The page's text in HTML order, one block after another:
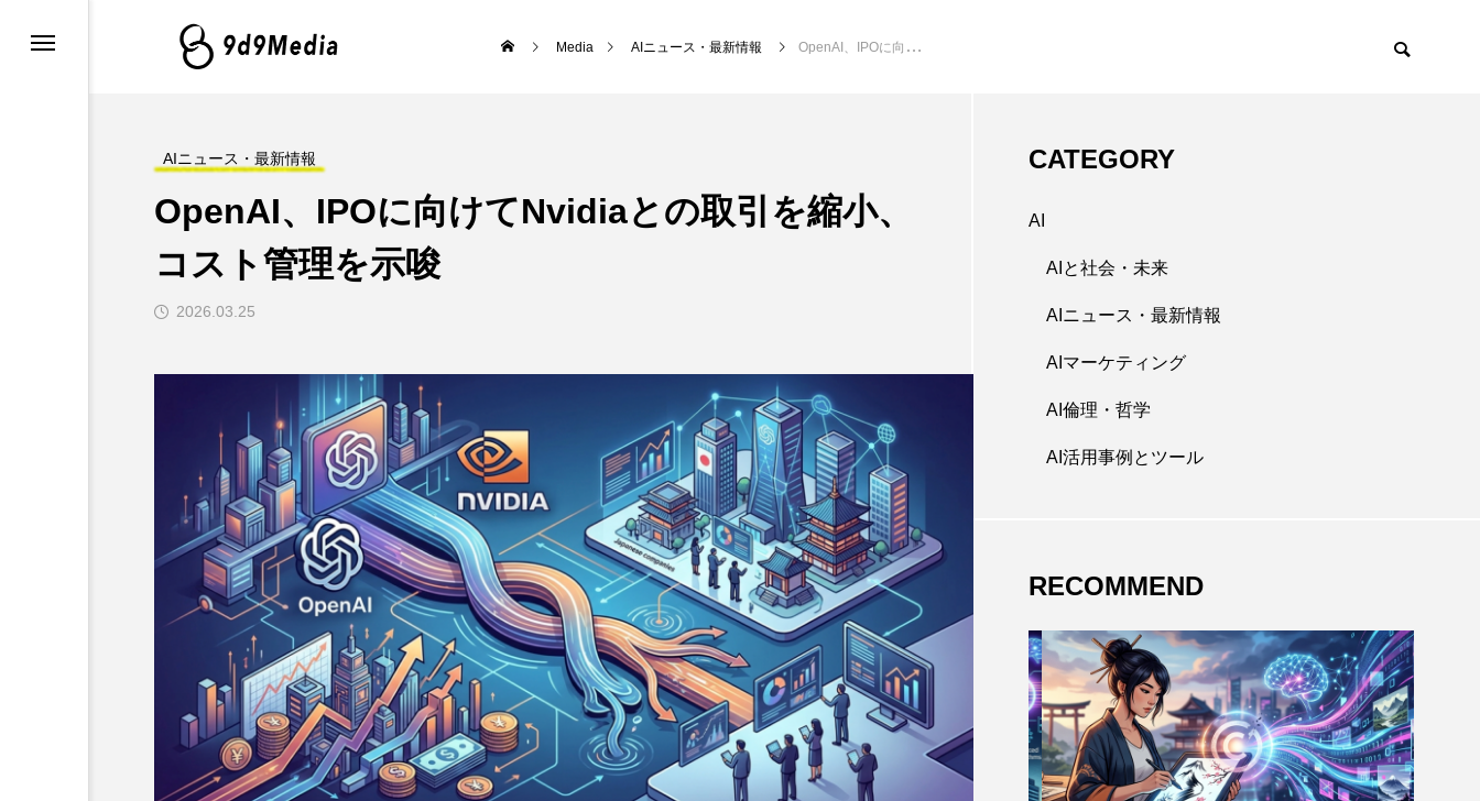
Media AIニュース・最新情報 OpenAI、IPOに向けてNvidiaとの取引を縮小、コスト管理を示唆
AIニュース・最新情報
OpenAI、IPOに向けてNvidiaとの取引を縮小、
コスト管理を示唆
2026.03.25
CATEGORY
AI
AIと社会・未来
AIニュース・最新情報
AIマーケティング
AI倫理・哲学
AI活用事例とツール
RECOMMEND